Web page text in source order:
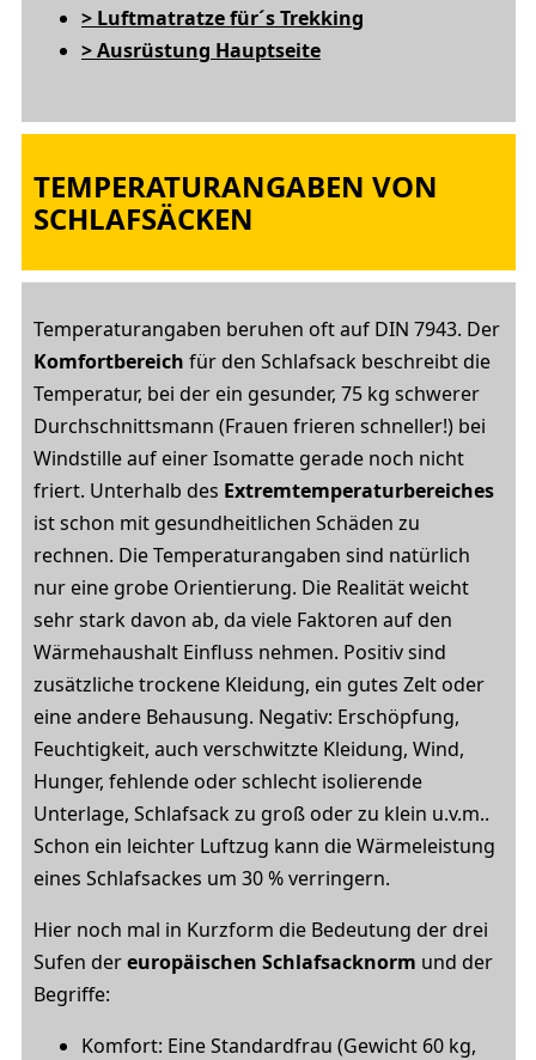
> Luftmatratze für´s Trekking
> Ausrüstung Hauptseite
TEMPERATURANGABEN VON
SCHLAFSÄCKEN
Temperaturangaben beruhen oft auf DIN 7943. Der
Komfortbereich für den Schlafsack beschreibt die
Temperatur, bei der ein gesunder, 75 kg schwerer
Durchschnittsmann (Frauen frieren schneller!) bei
Windstille auf einer Isomatte gerade noch nicht
friert. Unterhalb des Extremtemperaturbereiches
ist schon mit gesundheitlichen Schäden zu
rechnen. Die Temperaturangaben sind natürlich
nur eine grobe Orientierung. Die Realität weicht
sehr stark davon ab, da viele Faktoren auf den
Wärmehaushalt Einfluss nehmen. Positiv sind
zusätzliche trockene Kleidung, ein gutes Zelt oder
eine andere Behausung. Negativ: Erschöpfung,
Feuchtigkeit, auch verschwitzte Kleidung, Wind,
Hunger, fehlende oder schlecht isolierende
Unterlage, Schlafsack zu groß oder zu klein u.v.m..
Schon ein leichter Luftzug kann die Wärmeleistung
eines Schlafsackes um 30 % verringern.
Hier noch mal in Kurzform die Bedeutung der drei
Sufen dereuropäischen Schlafsacknorm und der
Begriffe:
Komfort: Eine Standardfrau (Gewicht 60 kg,